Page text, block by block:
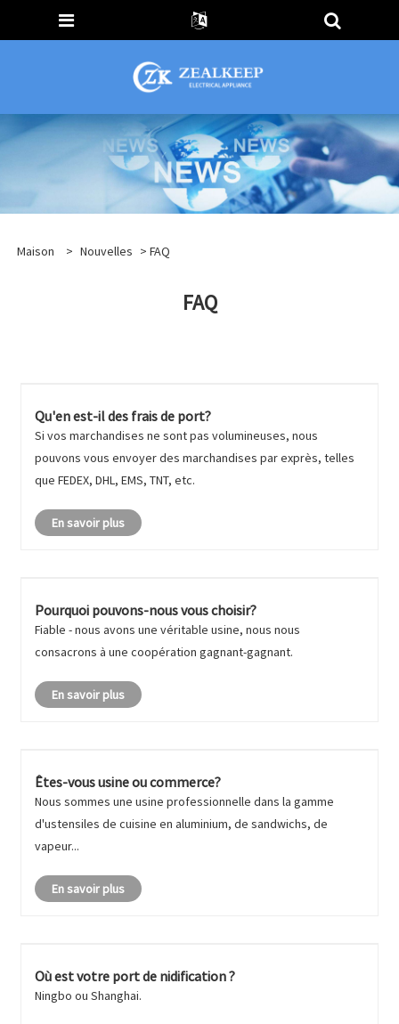
Maison > Nouvelles > FAQ
FAQ
Qu'en est-il des frais de port?
Si vos marchandises ne sont pas volumineuses, nous
pouvons vous envoyer des marchandises par exprès, telles
que FEDEX, DHL, EMS, TNT, etc.
En savoir plus
Pourquoi pouvons-nous vous choisir?
Fiable - nous avons une véritable usine, nous nous
consacrons à une coopération gagnant-gagnant.
En savoir plus
Êtes-vous usine ou commerce?
Nous sommes une usine professionnelle dans la gamme
d'ustensiles de cuisine en aluminium, de sandwichs, de
vapeur...
En savoir plus
Où est votre port de nidification ?
Ningbo ou Shanghai.